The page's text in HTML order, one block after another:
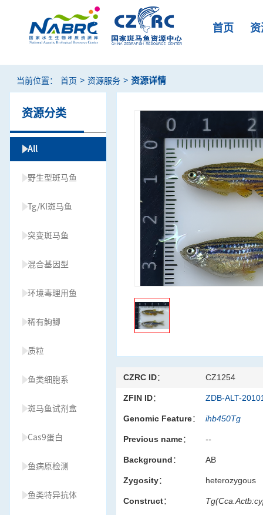
首页
当前位置： 首页 > 资源服务 > 资源详情
资源分类
All
野生型斑马鱼
Tg/KI斑马鱼
突变斑马鱼
混合基因型
环境毒理用鱼
稀有鮈鲫
质粒
鱼类细胞系
斑马鱼试剂盒
Cas9蛋白
鱼病原检测
鱼类特异抗体
CZRC ID： CZ1254
ZFIN ID： ZDB-ALT-
Genomic Feature： ihb450Tg
Previous name： --
Background： AB
Zygosity： heterozygous
Construct：